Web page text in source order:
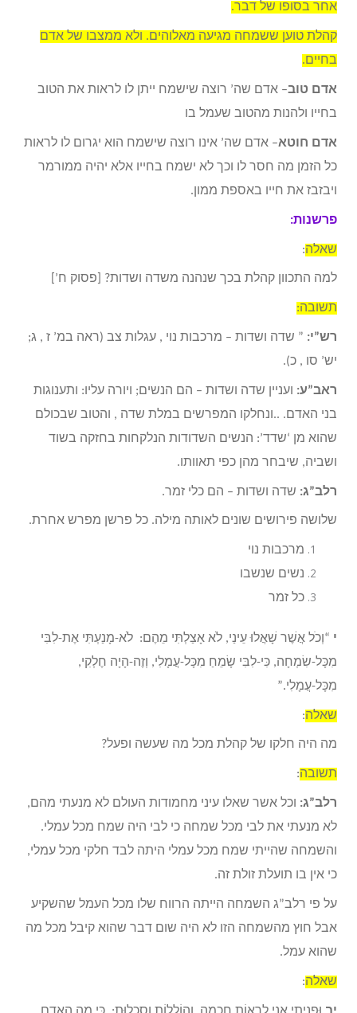
אחר בסופו של דבר.
קהלת טוען ששמחה מגיעה מאלוהים. ולא ממצבו של אדם
בחיים.
אדם טוב– אדם שה’ רוצה שישמח ייתן לו לראות את הטוב
בחייו ולהנות מהטוב שעמל בו
אדם חוטא– אדם שה’ אינו רוצה שישמח הוא יגרום לו לראות
כל הזמן מה חסר לו וכך לא ישמח בחייו אלא יהיה ממורמר
ויבזבז את חייו באספת ממון.
פרשנות:
שאלה:
למה התכוון קהלת בכך שנהנה משדה ושדות? [פסוק ח’]
תשובה:
רש”י: ” שדה ושדות – מרכבות נוי , עגלות צב (ראה במ’ ז , ג;
יש’ סו , כ).
ראב”ע: ועניין שדה ושדות – הם הנשים; ויורה עליו: ותענוגות
בני האדם. ..ונחלקו המפרשים במלת שדה , והטוב שבכולם
שהוא מן ‘שדד’: הנשים השדודות הנלקחות בחזקה בשוד
ושביה, שיבחר מהן כפי תאוותו.
רלב”ג: שדה ושדות – הם כלי זמר.
שלושה פירושים שונים לאותה מילה. כל פרשן מפרש אחרת.
מרכבות נוי
נשים שנשבו
כל זמר
י “וְכֹל אֲשֶׁר שָׁאֲלוּ עֵינַי, לֹא אָצַלְתִּי מֵהֶם: לֹא-מָנַעְתִּי אֶת-לִבִּי
מִכָּל-שִׂמְחָה, כִּי-לִבִּי שָׂמֵחַ מִכָּל-עֲמָלִי, וְזֶה-הָיָה חֶלְקִי,
מִכָּל-עֲמָלִי.”
שאלה:
מה היה חלקו של קהלת מכל מה שעשה ופעל?
תשובה:
רלב”ג: וכל אשר שאלו עיני מחמודות העולם לא מנעתי מהם,
לא מנעתי את לבי מכל שמחה כי לבי היה שמח מכל עמלי.
והשמחה שהייתי שמח מכל עמלי היתה לבד חלקי מכל עמלי,
כי אין בו תועלת זולת זה.
על פי רלב”ג השמחה הייתה הרווח שלו מכל העמל שהשקיע
אבל חוץ מהשמחה הזו לא היה שום דבר שהוא קיבל מכל מה
שהוא עמל.
שאלה: